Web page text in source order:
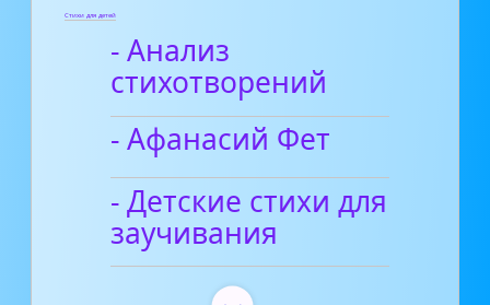
Стихи для детей
- Анализ
стихотворений
- Афанасий Фет
- Детские стихи для
заучивания